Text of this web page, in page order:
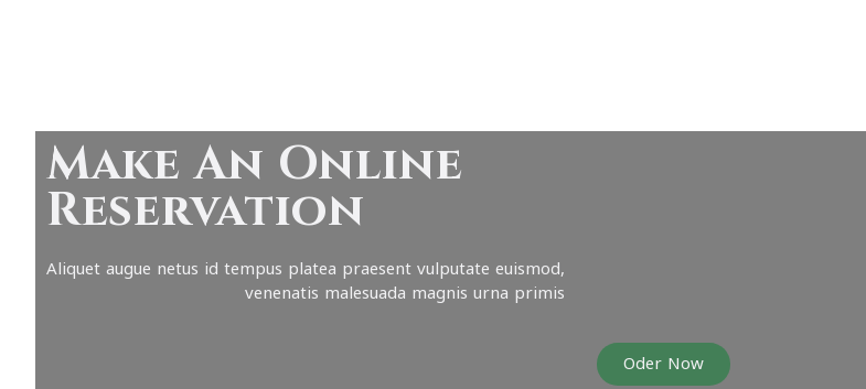
Make An Online
Reservation
Aliquet augue netus id tempus platea praesent vulputate euismod,
venenatis malesuada magnis urna primis
Oder Now